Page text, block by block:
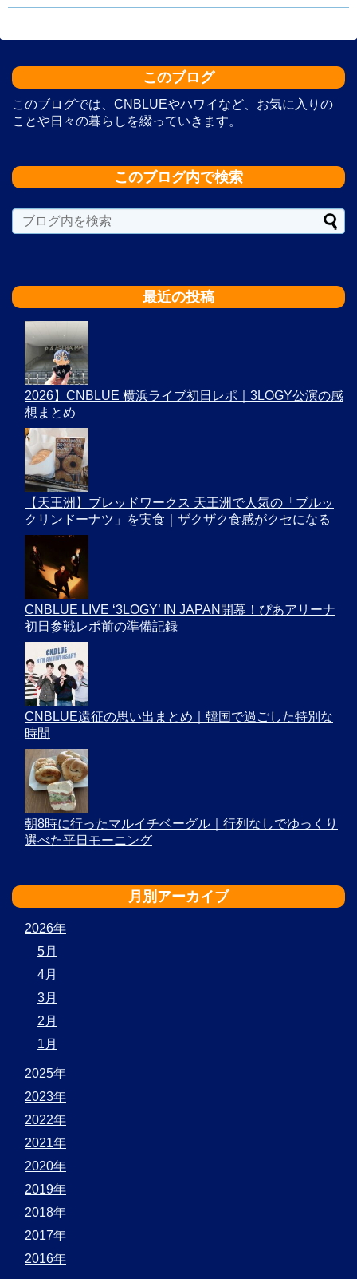
このブログ
このブログでは、CNBLUEやハワイなど、お気に入りの
ことや日々の暮らしを綴っていきます。
このブログ内で検索
最近の投稿
2026】CNBLUE 横浜ライブ初日レポ｜3LOGY公演の感
想まとめ
【天王洲】ブレッドワークス 天王洲で人気の「ブルッ
クリンドーナツ」を実食｜ザクザク食感がクセになる
CNBLUE LIVE ‘3LOGY’ IN JAPAN開幕！ぴあアリーナ
初日参戦レポ前の準備記録
CNBLUE遠征の思い出まとめ｜韓国で過ごした特別な
時間
朝8時に行ったマルイチベーグル｜行列なしでゆっくり
選べた平日モーニング
月別アーカイブ
2026年
5月
4月
3月
2月
1月
2025年
2023年
2022年
2021年
2020年
2019年
2018年
2017年
2016年